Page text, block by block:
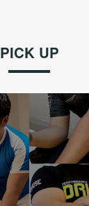
PICK UP